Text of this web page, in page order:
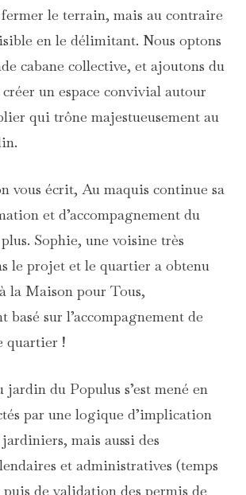
fermer le terrain, mais au contraire
en le délimitant. Nous optons
cabane collective, et ajoutons du
un espace convivial autour
qui trône majestueusement au
vous écrit, Au maquis continue sa
et d’accompagnement du
Sophie, une voisine très
le projet et le quartier a obtenu
la Maison pour Tous,
basé sur l’accompagnement de
quartier !
du Populus s’est mené en
par une logique d’implication
mais aussi des
et administratives (temps
de validation des permis de